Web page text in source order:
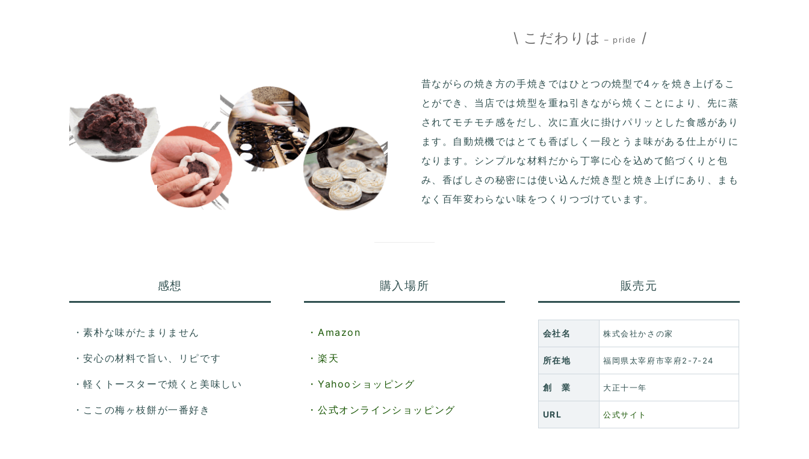
\ こだわりは – pride /
昔ながらの焼き方の手焼きではひとつの焼型で4ヶを焼き上げるこ
とができ、当店では焼型を重ね引きながら焼くことにより、先に蒸
されてモチモチ感をだし、次に直火に掛けパリッとした食感があり
ます。自動焼機ではとても香ばしく一段とうま味がある仕上がりに
なります。シンプルな材料だから丁寧に心を込めて餡づくりと包
み、香ばしさの秘密には使い込んだ焼き型と焼き上げにあり、まも
なく百年変わらない味をつくりつづけています。
感想
・素朴な味がたまりません
・安心の材料で旨い、リピです
・軽くトースターで焼くと美味しい
・ここの梅ヶ枝餅が一番好き
購入場所
・Amazon
・楽天
・Yahooショッピング
・公式オンラインショッピング
販売元
会社名 株式会社かさの家
所在地 福岡県太宰府市宰府2-7-24
創 業 大正十一年
URL 公式サイト